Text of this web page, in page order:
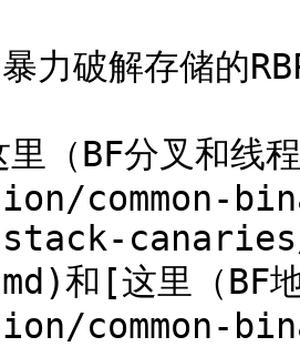
破解存储的
里（BF分叉和
common-
stack-
和[这里（BF
common-